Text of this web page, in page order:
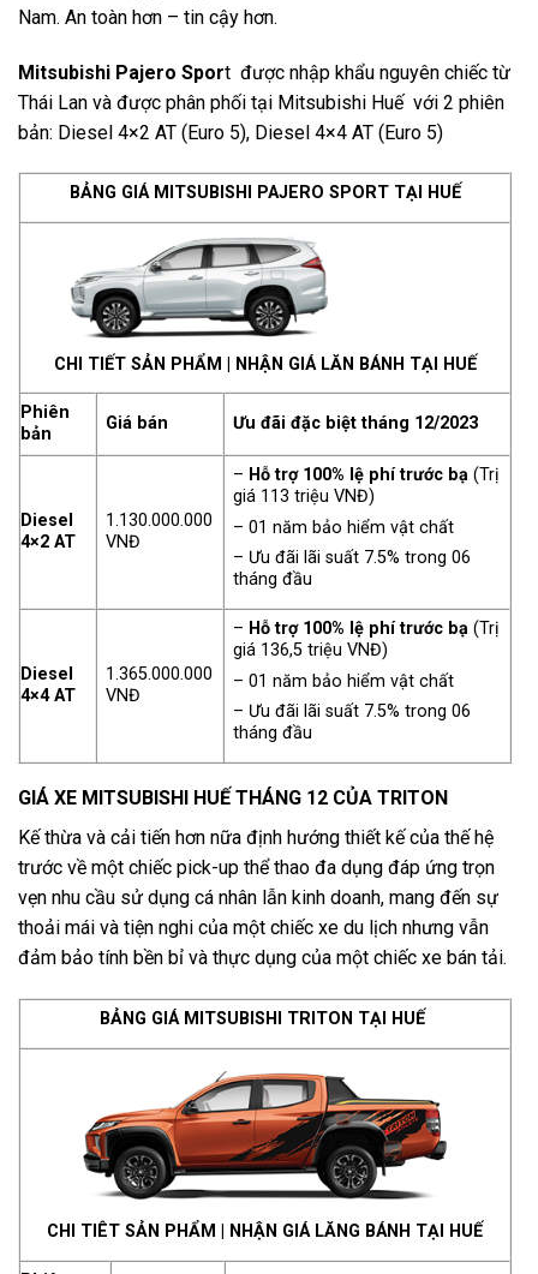
Nam. An toàn hơn – tin cậy hơn.
Mitsubishi Pajero Sport được nhập khẩu nguyên chiếc từ
Thái Lan và được phân phối tại Mitsubishi Huếvới 2 phiên
bản: Diesel 4×2 AT (Euro 5), Diesel 4×4 AT (Euro 5)
BẢNG GIÁ MITSUBISHI PAJERO SPORT TẠI HUẾ
CHI TIẾT SẢN PHẨM NHẬN GIÁ LĂN BÁNH TẠI HUẾ
Phiên
bản
Giá bán Ưu đãi đặc biệt tháng 12/2023
Diesel
4×2 AT
1.130.000.000
VNĐ
– Hỗ trợ 100% lệ phí trước bạ (Trị
giá 113 triệu VNĐ)
– 01 năm bảo hiểm vật chất
– Ưu đãi lãi suất 7.5% trong 06
tháng đầu
Diesel
4×4 AT
1.365.000.000
VNĐ
– Hỗ trợ 100% lệ phí trước bạ (Trị
giá 136,5 triệu VNĐ)
– 01 năm bảo hiểm vật chất
– Ưu đãi lãi suất 7.5% trong 06
tháng đầu
GIÁ XE MITSUBISHI HUẾ THÁNG 12 CỦA TRITON
Kế thừa và cải tiến hơn nữa định hướng thiết kế của thế hệ
trước về một chiếc pick-up thể thao đa dụng đáp ứng trọn
vẹn nhu cầu sử dụng cá nhân lẫn kinh doanh, mang đến sự
thoải mái và tiện nghi của một chiếc xe du lịch nhưng vẫn
đảm bảo tính bền bỉ và thực dụng của một chiếc xe bán tải.
BẢNG GIÁ MITSUBISHI TRITON TẠI HUẾ
CHI TIÊT SẢN PHẨM NHẬN GIÁ LĂNG BÁNH TẠI HUẾ